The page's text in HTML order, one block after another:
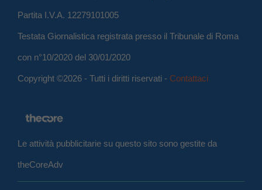
Partita I.V.A. 12279101005
Testata Giornalistica registrata presso il Tribunale di Roma
con n°10/2020 del 30/01/2020
Copyright ©2026 - Tutti i diritti riservati - Contattaci
Le attività pubblicitarie su questo sito sono gestite da
theCoreAdv